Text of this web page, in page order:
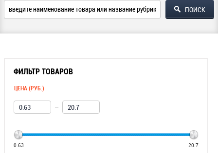
ФИЛЬТР ТОВАРОВ
ЦЕНА (РУБ.)
—
0.63 20.7